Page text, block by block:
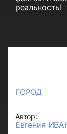
реальность!
ГОРОД
Автор:
Евгения